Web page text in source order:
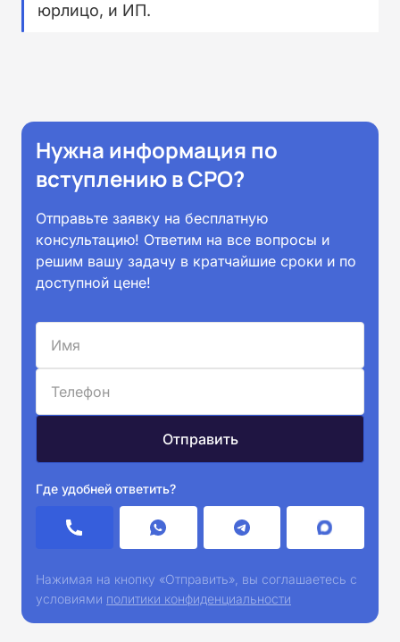
юрлицо, и ИП.
Нужна информация по
вступлению в СРО?
Отправьте заявку на бесплатную
консультацию! Ответим на все вопросы и
решим вашу задачу в кратчайшие сроки и по
доступной цене!
Где удобней ответить?
Нажимая на кнопку «Отправить», вы соглашаетесь с
условиями политики конфиденциальности